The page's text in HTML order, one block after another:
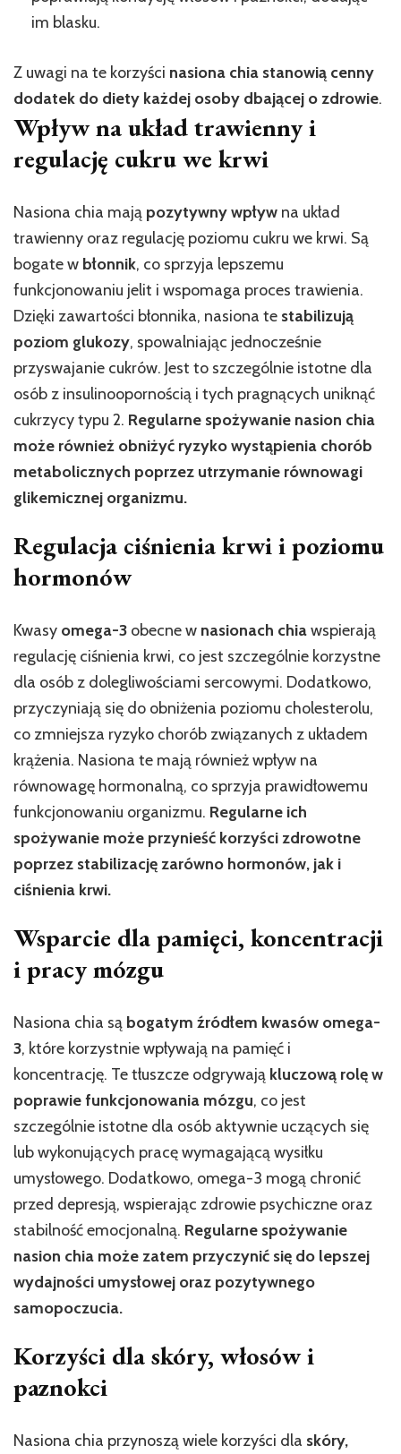
im blasku.
Z uwagi na te korzyści nasiona chia stanowią cenny
dodatek do diety każdej osoby dbającej o zdrowie.
Wpływ na układ trawienny i
regulację cukru we krwi
Nasiona chia mają pozytywny wpływ na układ
trawienny oraz regulację poziomu cukru we krwi. Są
bogate w błonnik, co sprzyja lepszemu
funkcjonowaniu jelit i wspomaga proces trawienia.
Dzięki zawartości błonnika, nasiona te stabilizują
poziom glukozy, spowalniając jednocześnie
przyswajanie cukrów. Jest to szczególnie istotne dla
osób z insulinoopornością i tych pragnących uniknąć
cukrzycy typu 2. Regularne spożywanie nasion chia
może również obniżyć ryzyko wystąpienia chorób
metabolicznych poprzez utrzymanie równowagi
glikemicznej organizmu.
Regulacja ciśnienia krwi i poziomu
hormonów
Kwasy omega-3 obecne w nasionach chiawspierają
regulację ciśnienia krwi, co jest szczególnie korzystne
dla osób z dolegliwościami sercowymi. Dodatkowo,
przyczyniają się do obniżenia poziomu cholesterolu,
co zmniejsza ryzyko chorób związanych z układem
krążenia. Nasiona te mają również wpływ na
równowagę hormonalną, co sprzyja prawidłowemu
funkcjonowaniu organizmu. Regularne ich
spożywanie może przynieść korzyści zdrowotne
poprzez stabilizację zarówno hormonów, jak i
ciśnienia krwi.
Wsparcie dla pamięci, koncentracji
i pracy mózgu
Nasiona chia są bogatym źródłem kwasów omega-
3, które korzystnie wpływają na pamięć i
koncentrację. Te tłuszcze odgrywają kluczową rolę w
poprawie funkcjonowania mózgu, co jest
szczególnie istotne dla osób aktywnie uczących się
lub wykonujących pracę wymagającą wysiłku
umysłowego. Dodatkowo, omega-3 mogą chronić
przed depresją, wspierając zdrowie psychiczne oraz
stabilność emocjonalną. Regularne spożywanie
nasion chia może zatem przyczynić się do lepszej
wydajności umysłowej oraz pozytywnego
samopoczucia.
Korzyści dla skóry, włosów i
paznokci
Nasiona chia przynoszą wiele korzyści dla skóry,